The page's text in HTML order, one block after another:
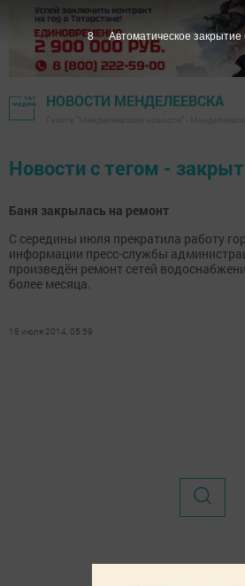
НОВОСТИ МЕНДЕЛЕЕВСКА
Новости с тегом -
Баня закрылась на ремонт
С середины июля прекратила работу
информации пресс-службы
произведён ремонт сетей
более месяца.
18 июля 2014, 05:59
8 Автоматическое